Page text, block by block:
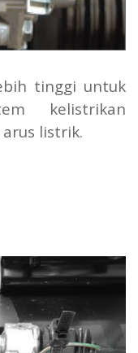
tinggi untuk
kelistrikan
listrik.